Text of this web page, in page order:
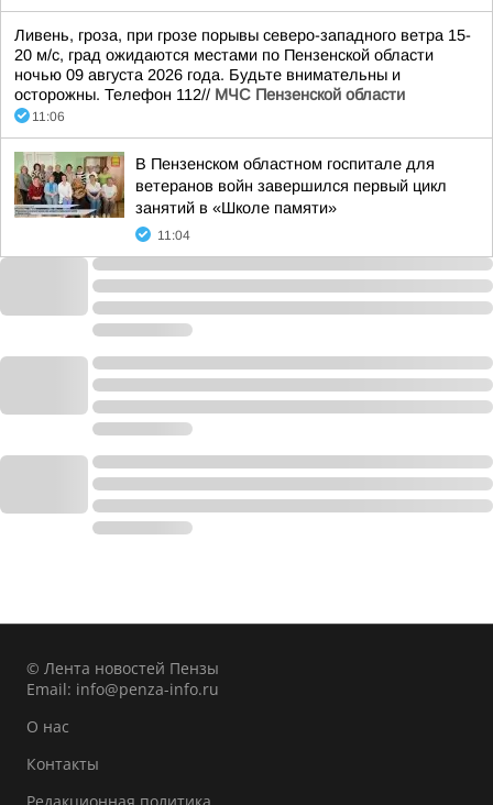
Ливень, гроза, при грозе порывы северо-западного ветра 15-
20 м/с, град ожидаются местами по Пензенской области
ночью 09 августа 2026 года. Будьте внимательны и
осторожны. Телефон 112// МЧС Пензенской области
11:06
В Пензенском областном госпитале для
ветеранов войн завершился первый цикл
занятий в «Школе памяти»
11:04
© Лента новостей Пензы
Email: info@penza-info.ru
О нас
Контакты